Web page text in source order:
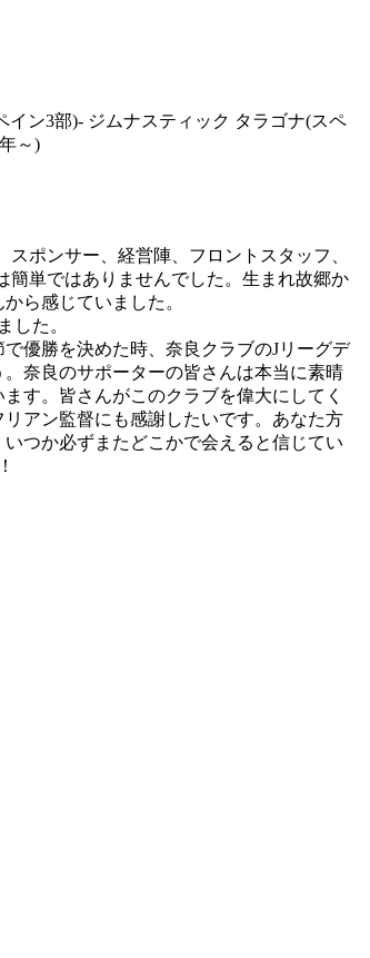
イン3部)- ジムナスティック タラゴナ(スペ
～)
ポンサー、経営陣、フロントスタッフ、
簡単ではありませんでした。生まれ故郷か
ら感じていました。
した。
優勝を決めた時、奈良クラブのJリーグデ
奈良のサポーターの皆さんは本当に素晴
す。皆さんがこのクラブを偉大にしてく
アン監督にも感謝したいです。あなた方
つか必ずまたどこかで会えると信じてい